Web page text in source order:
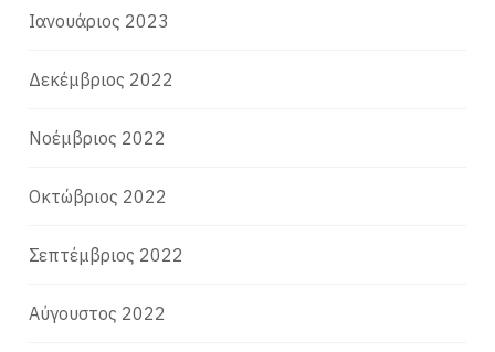
Ιανουάριος 2023
Δεκέμβριος 2022
Νοέμβριος 2022
Οκτώβριος 2022
Σεπτέμβριος 2022
Αύγουστος 2022